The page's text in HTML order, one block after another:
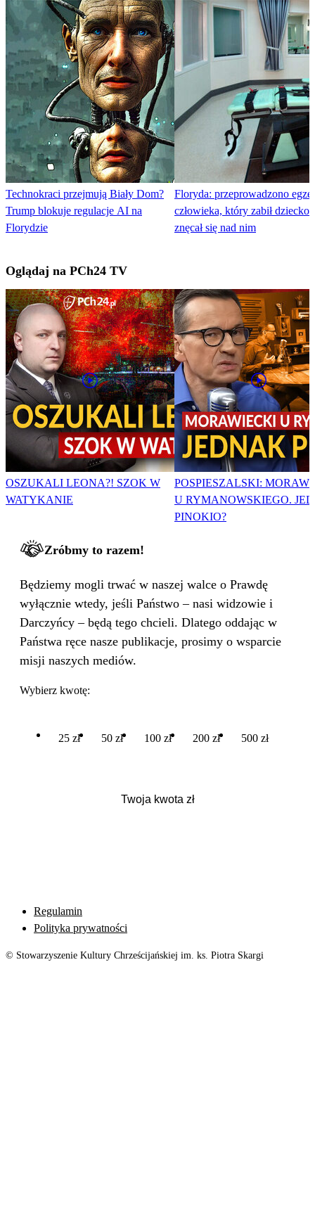
Technokraci przejmują Biały Dom?
Trump blokuje regulacje AI na
Florydzie
Floryda: przeprowadzono
człowieka, który zabił dziecko i
znęcał się nad nim
Oglądaj na PCh24 TV
OSZUKALI LEONA?! SZOK W
WATYKANIE
POSPIESZALSKI:
U RYMANOWSKIEGO.
PINOKIO?
Zróbmy to razem!
Będziemy mogli trwać w naszej walce o Prawdę
wyłącznie wtedy, jeśli Państwo – nasi widzowie i
Darczyńcy – będą tego chcieli. Dlatego oddając w
Państwa ręce nasze publikacje, prosimy o wsparcie
misji naszych mediów.
Wybierz kwotę:
25 zł 50 zł 100 zł 200 zł 500 zł
Regulamin
Polityka prywatności
© Stowarzyszenie Kultury Chrześcijańskiej im. ks. Piotra Skargi